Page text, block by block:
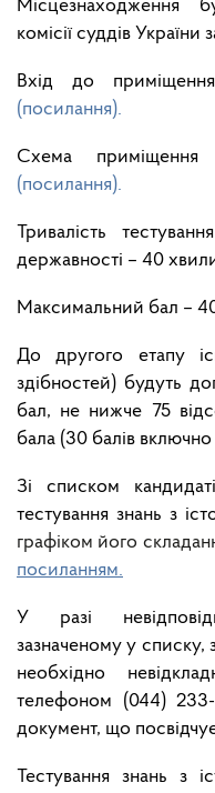
Місцезнаходження
комісії суддів України
Вхід до
(посилання).
Схема приміщення
(посилання).
Тривалість
державності – 40
Максимальний бал –
До другого етапу
здібностей) будуть
бал, не нижче 75
бала (30 балів включно
Зі списком
тестування знань з
графіком його
посиланням.
У разі
зазначеному у списку,
необхідно
телефоном (044) 233-
документ, що
Тестування знань з